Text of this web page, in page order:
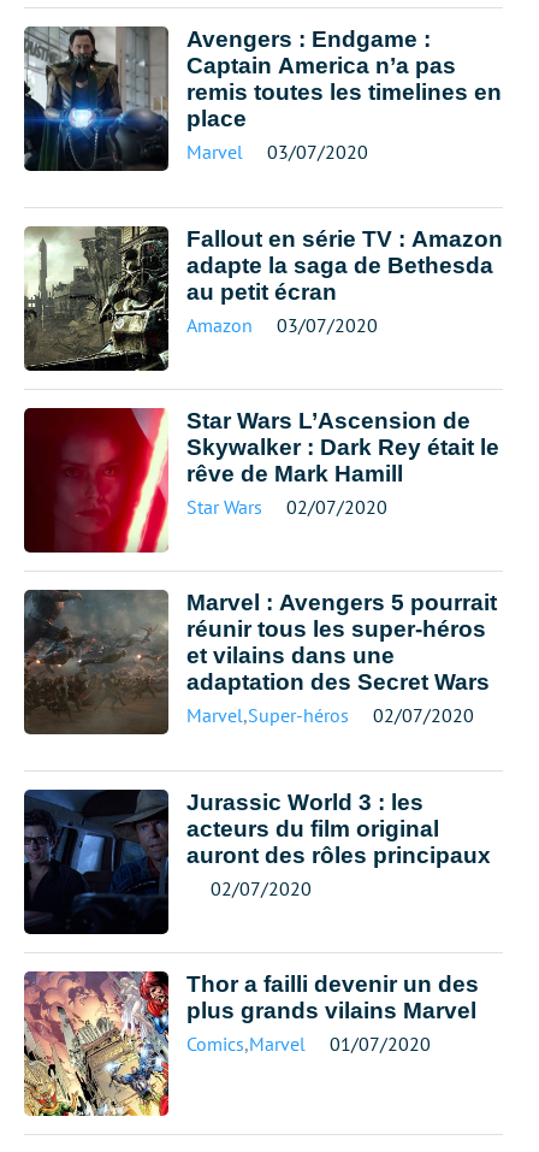
Avengers : Endgame :
Captain America n’a pas
remis toutes les timelines en
place
Marvel 03/07/2020
Fallout en série TV : Amazon
adapte la saga de Bethesda
au petit écran
Amazon 03/07/2020
Star Wars L’Ascension de
Skywalker : Dark Rey était le
rêve de Mark Hamill
Star Wars 02/07/2020
Marvel : Avengers 5 pourrait
réunir tous les super-héros
et vilains dans une
adaptation des Secret Wars
Marvel,Super-héros 02/07/2020
Jurassic World 3 : les
acteurs du film original
auront des rôles principaux
02/07/2020
Thor a failli devenir un des
plus grands vilains Marvel
Comics,Marvel 01/07/2020